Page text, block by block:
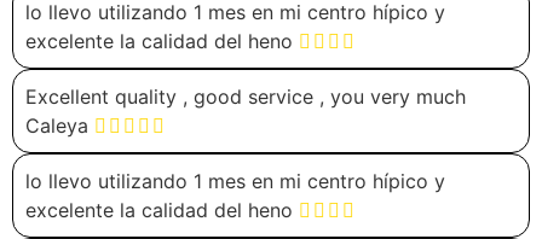
lo llevo utilizando 1 mes en mi centro hípico y
excelente la calidad del heno
Excellent quality , good service , you very much
Caleya
lo llevo utilizando 1 mes en mi centro hípico y
excelente la calidad del heno